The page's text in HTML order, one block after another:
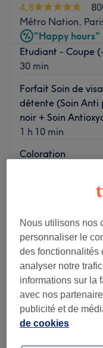
4,8
Métro Nation,
"Happy hours"
Etudiant - Coupe
30 min
Forfait Soin de
détente (Soin Anti
noir + Soin
1 h 10 min
Coloration
Je veux en savoir
Lundi
Mercredi
Jeudi
Vendredi
Dimanche
Nous utilisons nos
personnaliser le
des fonctionnalités
analyser notre
informations sur la
avec nos
publicité et de
de cookies